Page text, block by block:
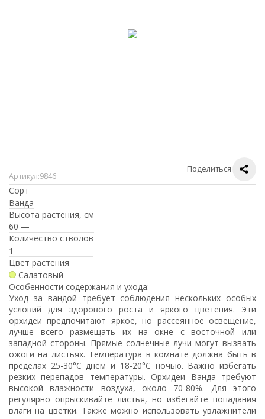
Артикул:9846
Поделиться
Сорт
Ванда
Высота растения, см
60 —
Количество стволов
1
Цвет растения
Салатовый
Особенности содержания и ухода:
Уход за вандой требует соблюдения нескольких особых
условий для здорового роста и яркого цветения. Эти
орхидеи предпочитают яркое, но рассеянное освещение,
лучше всего размещать их на окне с восточной или
западной стороны. Прямые солнечные лучи могут вызвать
ожоги на листьях. Температура в комнате должна быть в
пределах 25-30°C днём и 18-20°C ночью. Важно избегать
резких перепадов температуры. Орхидеи Ванда требуют
высокой влажности воздуха, около 70-80%. Для этого
регулярно опрыскивайте листья, но избегайте попадания
влаги на цветки. Также можно использовать увлажнители